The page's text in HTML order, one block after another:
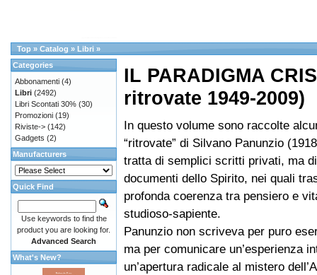
Top » Catalog » Libri »
IL PARADIGMA
ritrovate 1949-2009)
In questo volume sono raccolte
“ritrovate” di Silvano Panunzio
tratta di semplici scritti privati, ma
documenti dello Spirito, nei quali
profonda coerenza tra pensiero e
studioso-sapiente.
Panunzio non scriveva per puro
ma per comunicare un’esperienza
un’apertura radicale al mistero
Categories
Abbonamenti (4)
Libri (2492)
Libri Scontati 30% (30)
Promozioni (19)
Riviste-> (142)
Gadgets (2)
Manufacturers
Quick Find
Use keywords to find the
product you are looking for.
Advanced Search
What's New?